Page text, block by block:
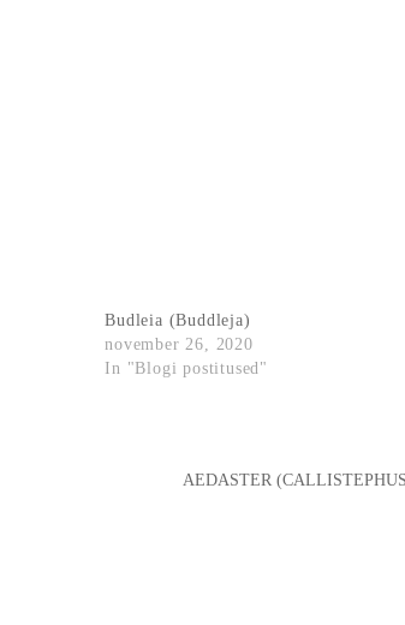
Budleia (Buddleja)
november 26, 2020
In "Blogi postitused"
AEDASTER